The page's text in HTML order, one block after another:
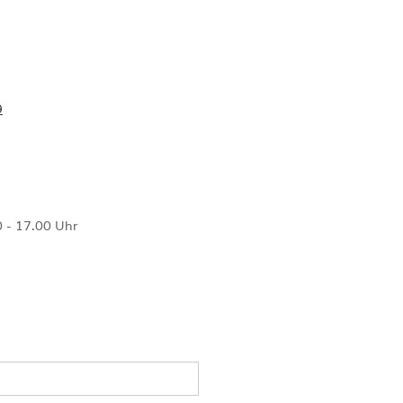
- 17.00 Uhr